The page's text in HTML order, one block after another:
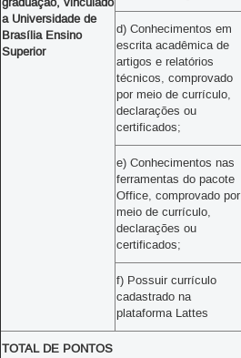
a Universidade de
Brasília Ensino
Superior
d) Conhecimentos em
escrita acadêmica de
artigos e relatórios
técnicos, comprovado
por meio de currículo,
declarações ou
certificados;
e) Conhecimentos nas
ferramentas do pacote
Office, comprovado por
meio de currículo,
declarações ou
certificados;
f) Possuir currículo
cadastrado na
plataforma Lattes
TOTAL DE PONTOS